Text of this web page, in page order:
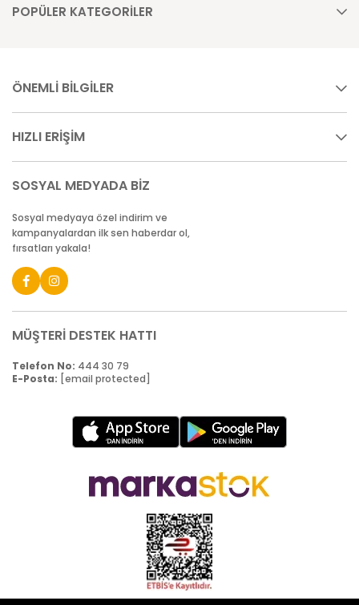
POPÜLER KATEGORİLER
ÖNEMLİ BİLGİLER
HIZLI ERİŞİM
SOSYAL MEDYADA BİZ
Sosyal medyaya özel indirim ve
kampanyalardan ilk sen haberdar ol,
fırsatları yakala!
MÜŞTERİ DESTEK HATTI
Telefon No: 444 30 79
E-Posta: [email protected]